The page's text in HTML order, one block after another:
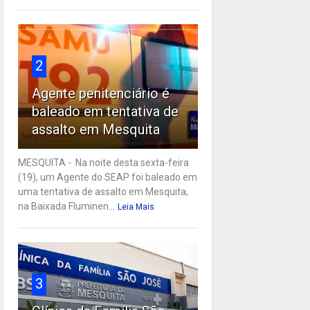
2
Agente penitenciário é
baleado em tentativa de
assalto em Mesquita
MESQUITA - Na noite desta sexta-feira
(19), um Agente do SEAP foi baleado em
uma tentativa de assalto em Mesquita,
na Baixada Fluminen... Leia Mais
3